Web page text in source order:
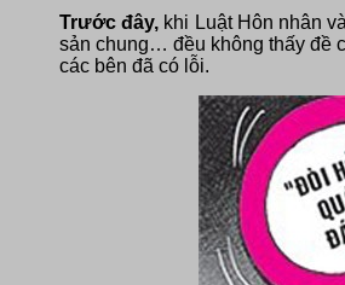
Trước đây, khi Luật Hôn nhân
sản chung… đều không thấy đề
các bên đã có lỗi.